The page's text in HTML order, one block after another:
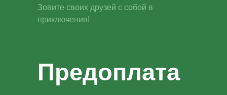
Зовите своих друзей с собой в
приключения!
Предоплата